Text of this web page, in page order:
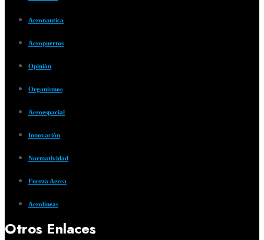
Aeronautica
Aeropuertos
Opinión
Organismos
Aeroespacial
Innovación
Normatividad
Fuerza Aerea
Aerolíneas
Otros Enlaces